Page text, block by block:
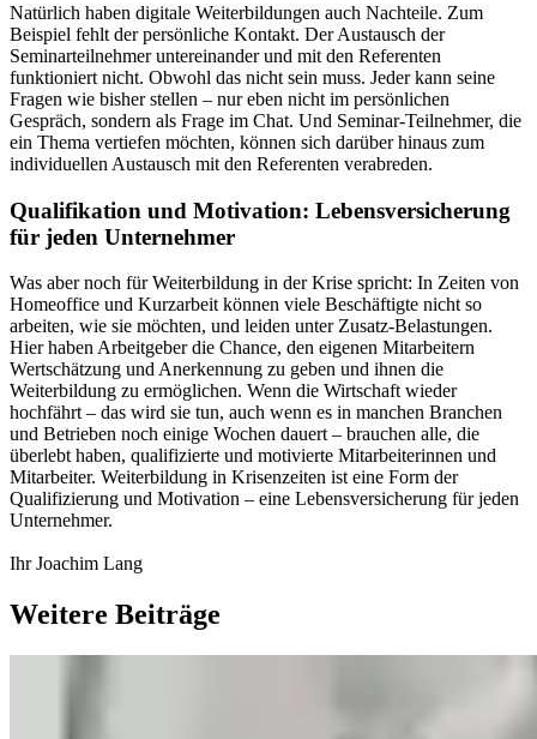
Natürlich haben digitale Weiterbildungen auch Nachteile. Zum
Beispiel fehlt der persönliche Kontakt. Der Austausch der
Seminarteilnehmer untereinander und mit den Referenten
funktioniert nicht. Obwohl das nicht sein muss. Jeder kann seine
Fragen wie bisher stellen – nur eben nicht im persönlichen
Gespräch, sondern als Frage im Chat. Und Seminar-Teilnehmer, die
ein Thema vertiefen möchten, können sich darüber hinaus zum
individuellen Austausch mit den Referenten verabreden.
Qualifikation und Motivation: Lebensversicherung
für jeden Unternehmer
Was aber noch für Weiterbildung in der Krise spricht: In Zeiten von
Homeoffice und Kurzarbeit können viele Beschäftigte nicht so
arbeiten, wie sie möchten, und leiden unter Zusatz-Belastungen.
Hier haben Arbeitgeber die Chance, den eigenen Mitarbeitern
Wertschätzung und Anerkennung zu geben und ihnen die
Weiterbildung zu ermöglichen. Wenn die Wirtschaft wieder
hochfährt – das wird sie tun, auch wenn es in manchen Branchen
und Betrieben noch einige Wochen dauert – brauchen alle, die
überlebt haben, qualifizierte und motivierte Mitarbeiterinnen und
Mitarbeiter. Weiterbildung in Krisenzeiten ist eine Form der
Qualifizierung und Motivation – eine Lebensversicherung für jeden
Unternehmer.
Ihr Joachim Lang
Weitere Beiträge